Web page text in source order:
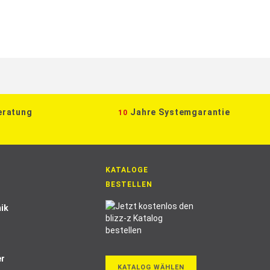
10 Jahre Systemgarantie
KATALOGE
BESTELLEN
KATALOG WÄHLEN